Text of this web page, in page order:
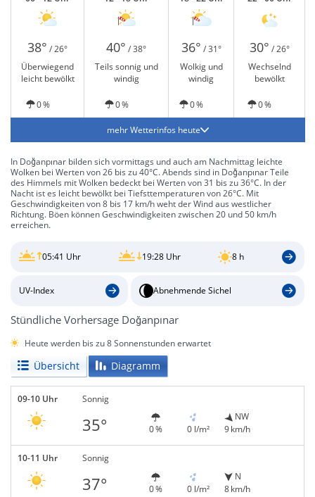
38° / 26° 40° / 38° 36° / 31° 30° / 26°
Überwiegend
leicht bewölkt
Teils sonnig und
windig
Wolkig und
windig
Wechselnd
bewölkt
0 % 0 % 0 % 0 %
mehr Wetterinfos heute
In Doğanpınar bilden sich vormittags und auch am Nachmittag leichte
Wolken bei Werten von 26 bis zu 40°C. Abends sind in Doğanpınar Teile
des Himmels mit Wolken bedeckt bei Werten von 31 bis zu 36°C. In der
Nacht ist es leicht bewölkt bei Tiefsttemperaturen von 26°C. Mit
Geschwindigkeiten von 8 bis 17 km/h weht der Wind aus westlicher
Richtung. Böen können Geschwindigkeiten zwischen 20 und 50 km/h
erreichen.
05:41 Uhr 19:28 Uhr 8 h
UV-Index Abnehmende Sichel
Stündliche Vorhersage Doğanpınar
Heute werden bis zu 8 Sonnenstunden erwartet
Übersicht Diagramm
09-10 Uhr Sonnig
35° 0 % 0 l/m²
NW
9 km/h
10-11 Uhr Sonnig
37° 0 % 0 l/m²
N
8 km/h